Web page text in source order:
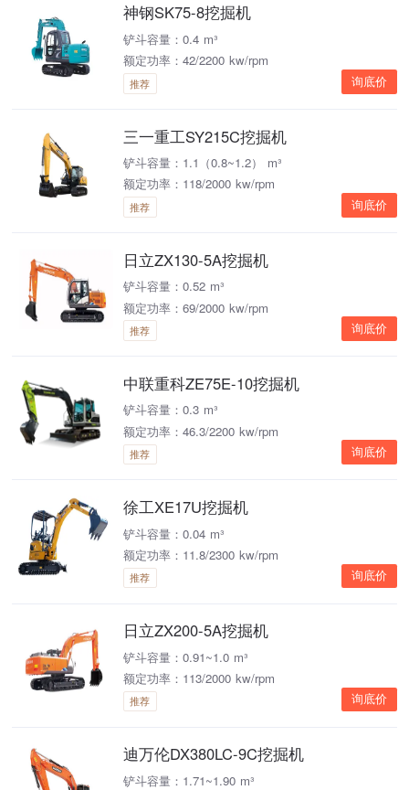
神钢SK75-8挖掘机
铲斗容量：0.4 m³
额定功率：42/2200 kw/rpm
推荐 询底价
三一重工SY215C挖掘机
铲斗容量：1.1（0.8~1.2） m³
额定功率：118/2000 kw/rpm
推荐 询底价
日立ZX130-5A挖掘机
铲斗容量：0.52 m³
额定功率：69/2000 kw/rpm
推荐 询底价
中联重科ZE75E-10挖掘机
铲斗容量：0.3 m³
额定功率：46.3/2200 kw/rpm
推荐 询底价
徐工XE17U挖掘机
铲斗容量：0.04 m³
额定功率：11.8/2300 kw/rpm
推荐 询底价
日立ZX200-5A挖掘机
铲斗容量：0.91~1.0 m³
额定功率：113/2000 kw/rpm
推荐 询底价
迪万伦DX380LC-9C挖掘机
铲斗容量：1.71~1.90 m³